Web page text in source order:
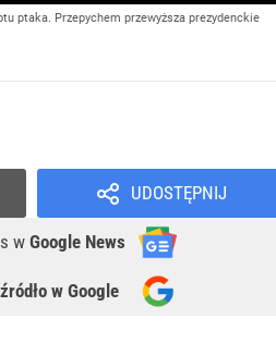
ptaka. Przepychem przewyższa prezydenckie
UDOSTĘPNIJ
w Google News
źródło w Google